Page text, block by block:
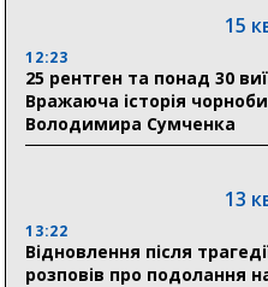
Сумщини пояснив, як
17:52
«Укрексімбанк»
Пенсійному фонді
людям
відзнаки «Почесного
15
12:23
25 рентген та понад 30
Вражаюча історія
Володимира Сумченка
13
13:22
Відновлення після
розповів про подолання